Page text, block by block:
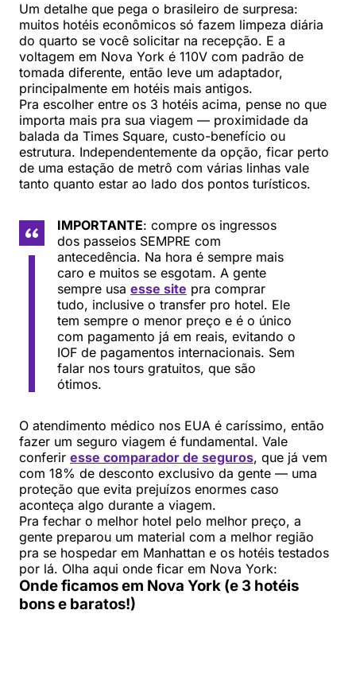
Um detalhe que pega o brasileiro de surpresa:
muitos hotéis econômicos só fazem limpeza diária
do quarto se você solicitar na recepção. E a
voltagem em Nova York é 110V com padrão de
tomada diferente, então leve um adaptador,
principalmente em hotéis mais antigos.
Pra escolher entre os 3 hotéis acima, pense no que
importa mais pra sua viagem — proximidade da
balada da Times Square, custo-benefício ou
estrutura. Independentemente da opção, ficar perto
de uma estação de metrô com várias linhas vale
tanto quanto estar ao lado dos pontos turísticos.
IMPORTANTE: compre os ingressos
dos passeios SEMPRE com
antecedência. Na hora é sempre mais
caro e muitos se esgotam. A gente
sempre usa esse site pra comprar
tudo, inclusive o transfer pro hotel. Ele
tem sempre o menor preço e é o único
com pagamento já em reais, evitando o
IOF de pagamentos internacionais. Sem
falar nos tours gratuitos, que são
ótimos.
O atendimento médico nos EUA é caríssimo, então
fazer um seguro viagem é fundamental. Vale
conferir esse comparador de seguros, que já vem
com 18% de desconto exclusivo da gente — uma
proteção que evita prejuízos enormes caso
aconteça algo durante a viagem.
Pra fechar o melhor hotel pelo melhor preço, a
gente preparou um material com a melhor região
pra se hospedar em Manhattan e os hotéis testados
por lá. Olha aqui onde ficar em Nova York:
Onde ficamos em Nova York (e 3 hotéis
bons e baratos!)